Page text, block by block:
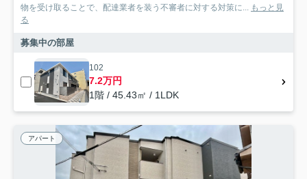
物を受け取ることで、配達業者を装う不審者に対する対策に... もっと見
る
募集中の部屋
102
7.2万円
1階 / 45.43㎡ / 1LDK
アパート